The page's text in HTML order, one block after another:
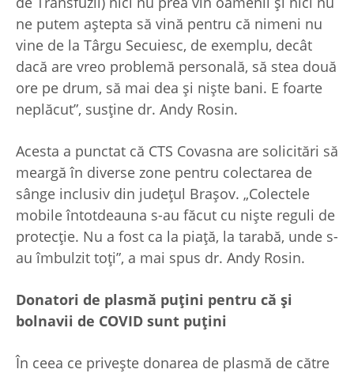
ne putem aștepta să vină pentru că nimeni nu
vine de la Târgu Secuiesc, de exemplu, decât
dacă are vreo problemă personală, să stea două
ore pe drum, să mai dea și niște bani. E foarte
neplăcut”, susține dr. Andy Rosin.
Acesta a punctat că CTS Covasna are solicitări să
meargă în diverse zone pentru colectarea de
sânge inclusiv din județul Brașov. „Colectele
mobile întotdeauna s-au făcut cu niște reguli de
protecție. Nu a fost ca la piață, la tarabă, unde s-
au îmbulzit toți”, a mai spus dr. Andy Rosin.
Donatori de plasmă puțini pentru că și
bolnavii de COVID sunt puțini
În ceea ce privește donarea de plasmă de către